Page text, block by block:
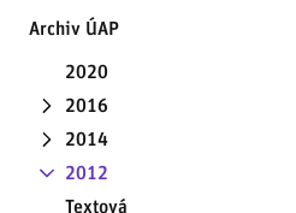
Archiv ÚAP
2020
2016
2014
2012
Textová